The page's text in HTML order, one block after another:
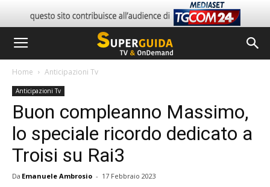
Home Anticipazioni Tv
Anticipazioni Tv
Buon compleanno Massimo,
lo speciale ricordo dedicato a
Troisi su Rai3
Da Emanuele Ambrosio - 17 Febbraio 2023